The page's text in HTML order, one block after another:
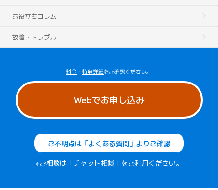
お役立ちコラム
故障・トラブル
料金 ・ 特典詳細をご確認ください。
Webでお申し込み
ご不明点は「よくある質問」よりご確認
※ご相談は「チャット相談」をご利用ください。